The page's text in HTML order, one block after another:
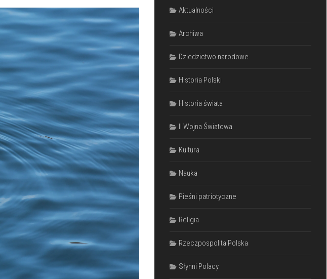
Aktualności
Archiwa
Dziedzictwo narodowe
Historia Polski
Historia świata
II Wojna Światowa
Kultura
Nauka
Pieśni patriotyczne
Religia
Rzeczpospolita Polska
Słynni Polacy